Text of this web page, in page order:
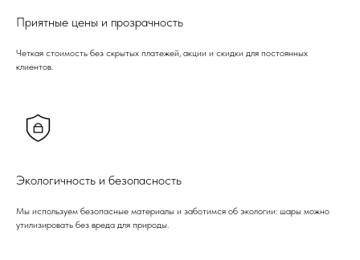
Приятные цены и прозрачность
Четкая стоимость без скрытых платежей, акции и скидки для постоянных
клиентов.
Экологичность и безопасность
Мы используем безопасные материалы и заботимся об экологии: шары можно
утилизировать без вреда для природы.